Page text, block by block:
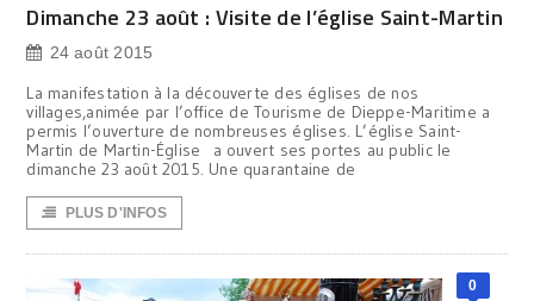
Dimanche 23 août : Visite de l’église Saint-Martin
24 août 2015
La manifestation à la découverte des églises de nos
villages,animée par l’office de Tourisme de Dieppe-Maritime a
permis l’ouverture de nombreuses églises. L’église Saint-
Martin de Martin-Église a ouvert ses portes au public le
dimanche 23 août 2015. Une quarantaine de
PLUS D'INFOS
0